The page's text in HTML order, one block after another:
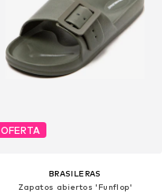
OFERTA
BRASILERAS
Zapatos abiertos 'Funflop'